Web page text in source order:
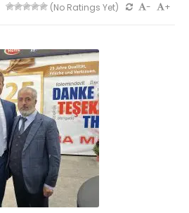
(No Ratings Yet) +
-